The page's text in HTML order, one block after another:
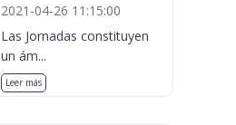
2021-04-26 11:15:00
Las Jornadas constituyen
un ám...
Leer más